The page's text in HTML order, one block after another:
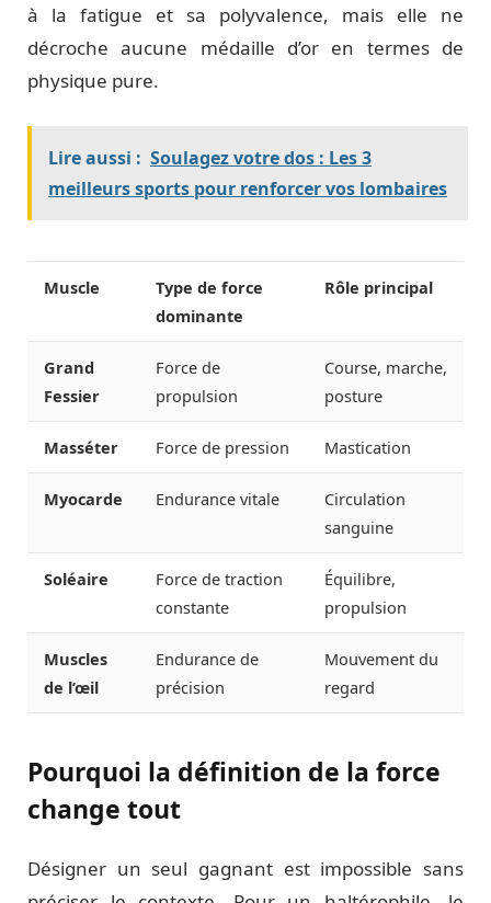
à la fatigue et sa polyvalence, mais elle ne
décroche aucune médaille d’or en termes de
physique pure.
Lire aussi : Soulagez votre dos : Les 3
meilleurs sports pour renforcer vos lombaires
Muscle
Type de force
dominante
Rôle principal
Grand
Fessier
Force de
propulsion
Course, marche,
posture
Masséter Force de pression Mastication
Myocarde Endurance vitale
Circulation
sanguine
Soléaire
Force de traction
constante
Équilibre,
propulsion
Muscles
de l’œil
Endurance de
précision
Mouvement du
regard
Pourquoi la définition de la force
change tout
Désigner un seul gagnant est impossible sans